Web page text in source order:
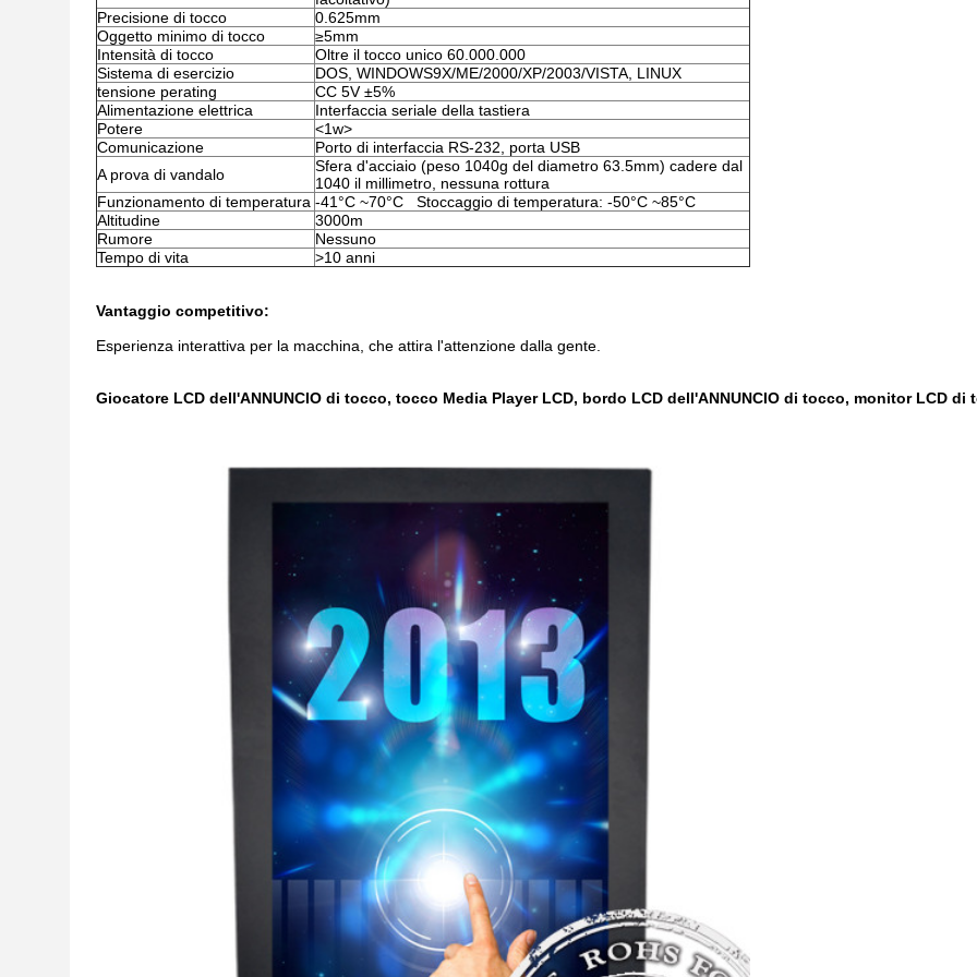
Precisione di tocco
0.625mm
Oggetto minimo di tocco
≥5mm
Intensità di tocco
Oltre il tocco unico 60.000.000
Sistema di esercizio
DOS, WINDOWS9X/ME/2000/XP/2003/VISTA, LINUX
tensione perating
CC 5V ±5%
Alimentazione elettrica
Interfaccia seriale della tastiera
Potere
<1w>
Comunicazione
Porto di interfaccia RS-232, porta USB
A prova di vandalo
Sfera d'acciaio (peso 1040g del diametro 63.5mm) cadere dal
1040 il millimetro, nessuna rottura
Funzionamento di temperatura -41°C ~70°C Stoccaggio di temperatura: -50°C ~85°C
Altitudine
3000m
Rumore
Nessuno
Tempo di vita
>10 anni
Vantaggio competitivo:
Esperienza interattiva per la macchina, che attira l'attenzione dalla gente.
Giocatore LCD dell'ANNUNCIO di tocco, tocco Media Player LCD, bordo LCD dell'ANNUNCIO di tocco, monitor LCD di